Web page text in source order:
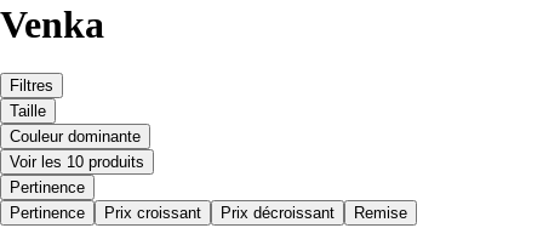
Venka
Filtres
Taille
Couleur dominante
Voir les 10 produits
Pertinence
Pertinence
Prix croissant Prix décroissant Remise